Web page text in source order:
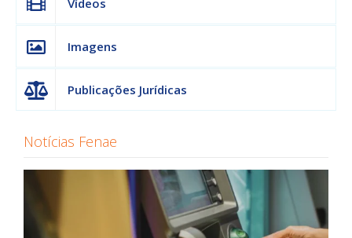
Vídeos
Imagens
Publicações Jurídicas
Notícias Fenae